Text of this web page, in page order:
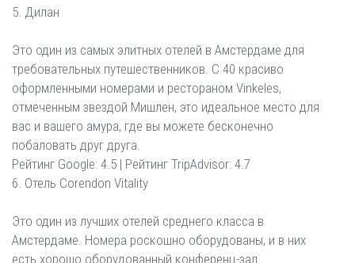
5. Дилан
Это один из самых элитных отелей в Амстердаме для
требовательных путешественников. С 40 красиво
оформленными номерами и рестораном Vinkeles,
отмеченным звездой Мишлен, это идеальное место для
вас и вашего амура, где вы можете бесконечно
побаловать друг друга.
Рейтинг Google: 4.5 | Рейтинг TripAdvisor: 4.7
6. Отель Corendon Vitality
Это один из лучших отелей среднего класса в
Амстердаме. Номера роскошно оборудованы, и в них
есть хорошо оборудованный конференц-зал.